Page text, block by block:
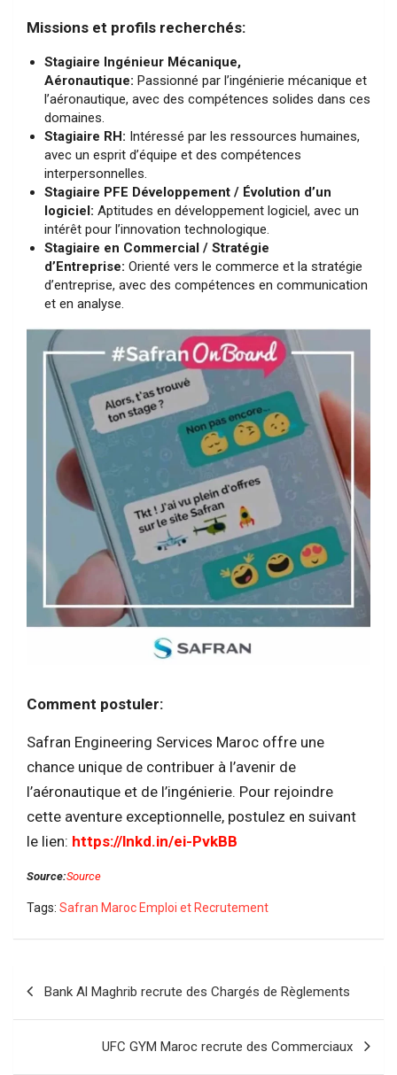
Missions et profils recherchés:
Stagiaire Ingénieur Mécanique,
Aéronautique: Passionné par l’ingénierie mécanique et
l’aéronautique, avec des compétences solides dans ces
domaines.
Stagiaire RH: Intéressé par les ressources humaines,
avec un esprit d’équipe et des compétences
interpersonnelles.
Stagiaire PFE Développement / Évolution d’un
logiciel: Aptitudes en développement logiciel, avec un
intérêt pour l’innovation technologique.
Stagiaire en Commercial / Stratégie
d’Entreprise: Orienté vers le commerce et la stratégie
d’entreprise, avec des compétences en communication
et en analyse.
Comment postuler:
Safran Engineering Services Maroc offre une
chance unique de contribuer à l’avenir de
l’aéronautique et de l’ingénierie. Pour rejoindre
cette aventure exceptionnelle, postulez en suivant
le lien: https://lnkd.in/ei-PvkBB
Source:Source
Tags: Safran Maroc Emploi et Recrutement
Bank Al Maghrib recrute des Chargés de Règlements
UFC GYM Maroc recrute des Commerciaux